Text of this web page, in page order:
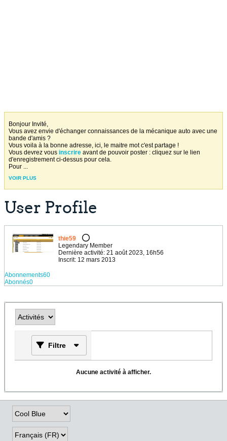
Bonjour Invité,
Vous avez envie d'échanger connaissances de la mécanique auto avec une
bande d'amis ?
Vous voila à la bonne adresse, ici, le maitre mot c'est partage !
Vous devrez vous inscrire avant de pouvoir poster : cliquez sur le lien
d'enregistrement ci-dessus pour cela.
Pour ...
VOIR PLUS
User Profile
thie59
Legendary Member
Dernière activité: 21 août 2023, 16h56
Inscrit: 12 mars 2013
Abonnements60
Abonnés0
Filtre
Aucune activité à afficher.